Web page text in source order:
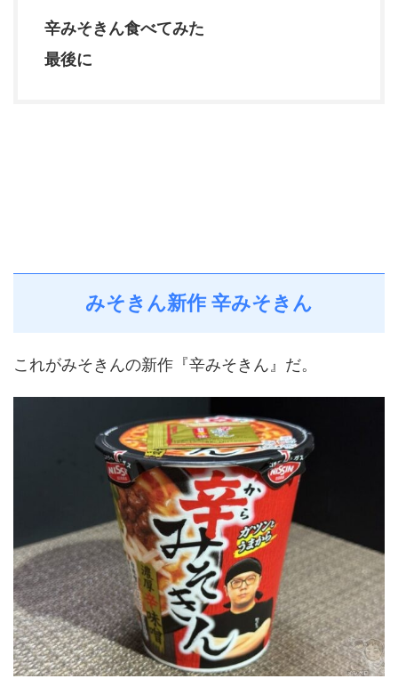
辛みそきん食べてみた
最後に
みそきん新作 辛みそきん
これがみそきんの新作『辛みそきん』だ。